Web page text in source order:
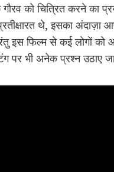
गौरव को चित्रित करने का
थे, इसका
इस फिल्म से कई लोगों को
पर भी अनेक प्रश्न उठाए